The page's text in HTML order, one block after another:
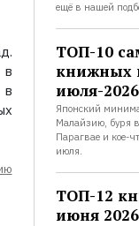
в
в
ещё в нашей
ТОП-10
книжных
июля-2026
Японский
Малайзию, буря
Парагвае и кое-
июля.
ТОП-12
июня